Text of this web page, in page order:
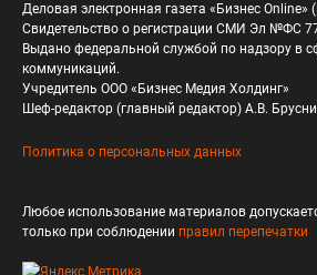
Деловая электронная газета «Бизнес Online»
Свидетельство о регистрации СМИ Эл №ФС
Выдано федеральной службой по надзору в
коммуникаций.
Учредитель ООО «Бизнес Медия Холдинг»
Шеф-редактор (главный редактор) А.В.
Политика о персональных данных
Любое использование материалов
только при соблюдении правил перепечатки